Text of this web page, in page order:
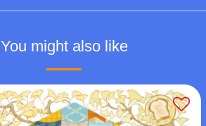
You might also like